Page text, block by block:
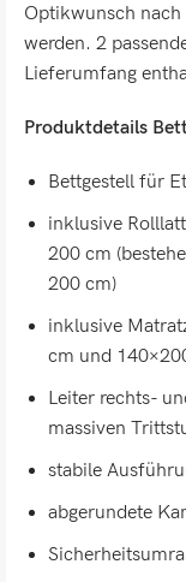
Optikwunsch
werden. 2
Lieferumfang
Produktdetails
Bettgestell für
inklusive
200 cm
200 cm)
inklusive
cm und
Leiter rechts-
massiven
stabile
abgerundete